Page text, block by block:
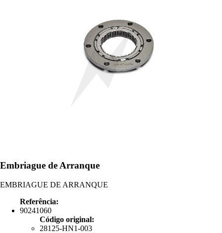
Embriague de Arranque
EMBRIAGUE DE ARRANQUE
Referência:
90241060
Código original:
28125-HN1-003